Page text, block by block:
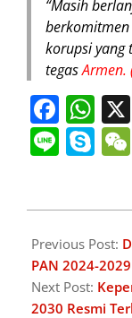
“Masih
korupsi yang
tegasArmen.
Line
04-
22
Previous Post:
PAN 2024-2029
Next Post:
2030 Resmi